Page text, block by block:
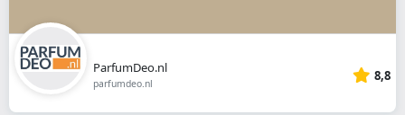
ParfumDeo.nl
parfumdeo.nl 8,8